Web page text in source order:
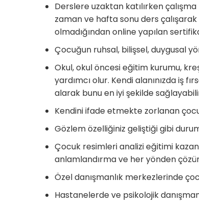
Derslere uzaktan katılırken
zaman ve hafta sonu ders
olmadığından online yapılan
Çocuğun ruhsal, bilişsel, duygusal
Okul, okul öncesi eğitim kurumu,
yardımcı olur. Kendi alanınızda iş
alarak bunu en iyi şekilde
Kendini ifade etmekte zorlanan
Gözlem özelliğiniz geliştiği gibi
Çocuk resimleri analizi eğitimi
anlamlandırma ve her yönden
Özel danışmanlık merkezlerinde
Hastanelerde ve psikolojik